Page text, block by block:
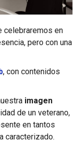
celebraremos en
pero con una
, con contenidos
imagen
de un veterano,
en tantos
caracterizado.